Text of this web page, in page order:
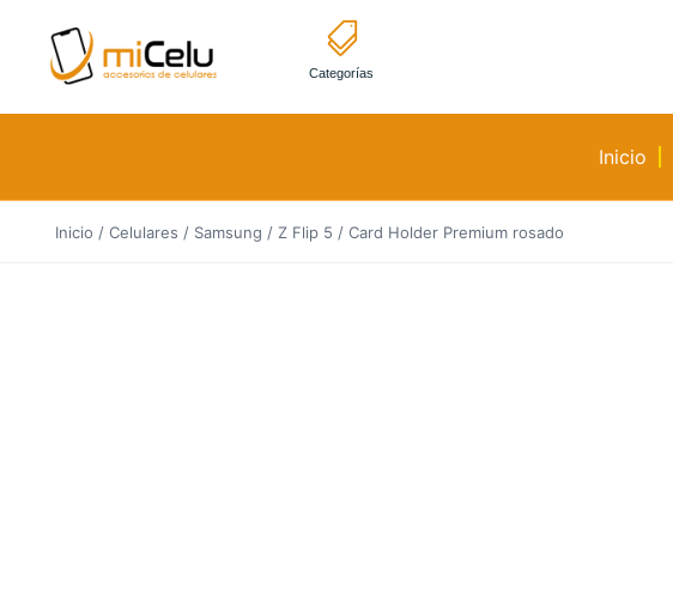
Categorías
Inicio
Inicio / Celulares / Samsung / Z Flip 5 / Card Holder Premium rosado